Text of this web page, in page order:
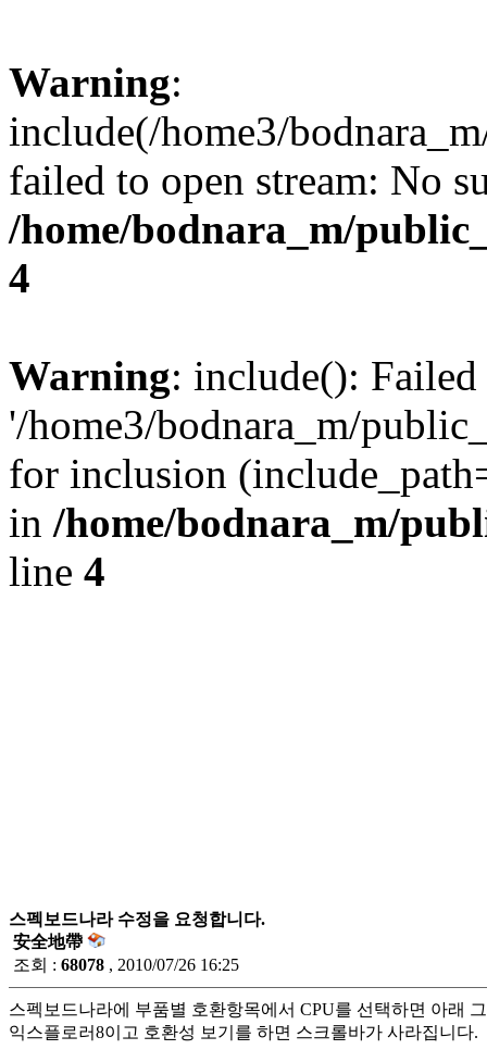
Warning:
include(/home3/
failed to open stream: No
/home/bodnara_m/
4
Warning: include():
'/home3/bodnara_m/
for inclusion
in /home/bodnara_m/
line 4
스펙보드나라 수정을 요청합니다.
安全地帶
조회 : 68078 , 2010/07/26 16:25
스펙보드나라에 부품별 호환항목에서 CPU를 선택하면 아래
익스플로러8이고 호환성 보기를 하면 스크롤바가 사라집니다.